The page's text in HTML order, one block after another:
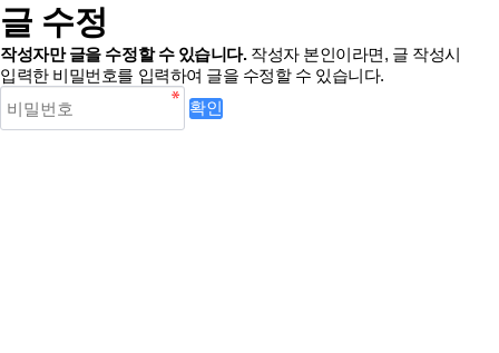
글 수정
작성자만 글을 수정할 수 있습니다.작성자 본인이라면, 글 작성시
입력한 비밀번호를 입력하여 글을 수정할 수 있습니다.